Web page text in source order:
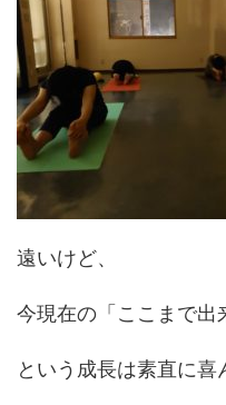
遠いけど、
今現在の「ここまで出
という成長は素直に喜